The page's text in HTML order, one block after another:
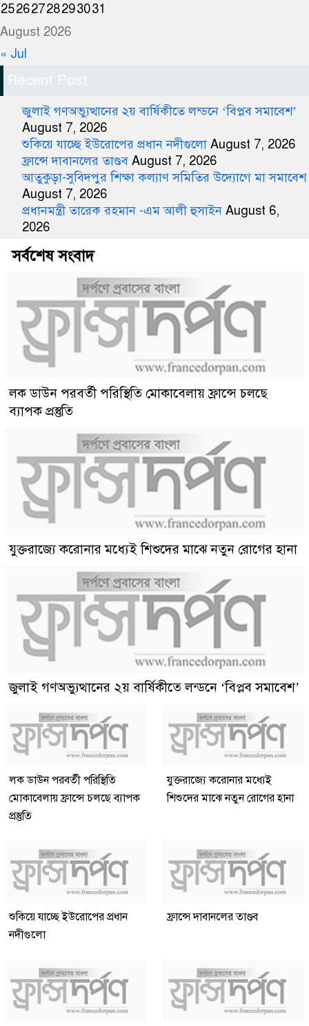
August 2026
25262728293031
« Jul
Recent Post
জুলাই গণঅভ্যুত্থানের ২য় বার্ষিকীতে লন্ডনে ‘বিপ্লব সমাবেশ’
August 7, 2026
শুকিয়ে যাচ্ছে ইউরোপের প্রধান নদীগুলো August 7, 2026
ফ্রান্সে দাবানলের তাণ্ডব August 7, 2026
আতুকুড়া-সুবিদপুর শিক্ষা কল্যাণ সমিতির উদ্যোগে মা সমাবেশ
August 7, 2026
প্রধানমন্ত্রী তারেক রহমান -এম আলী হুসাইন August 6,
2026
সর্বশেষ সংবাদ
লক ডাউন পরবর্তী পরিস্থিতি মোকাবেলায় ফ্রান্সে চলছে
ব্যাপক প্রস্তুতি
যুক্তরাজ্যে করোনার মধ্যেই শিশুদের মাঝে নতুন রোগের হানা
জুলাই গণঅভ্যুত্থানের ২য় বার্ষিকীতে লন্ডনে ‘বিপ্লব সমাবেশ’
লক ডাউন পরবর্তী পরিস্থিতি
মোকাবেলায় ফ্রান্সে চলছে ব্যাপক
প্রস্তুতি
যুক্তরাজ্যে করোনার মধ্যেই
শিশুদের মাঝে নতুন রোগের হানা
শুকিয়ে যাচ্ছে ইউরোপের প্রধান
নদীগুলো
ফ্রান্সে দাবানলের তাণ্ডব